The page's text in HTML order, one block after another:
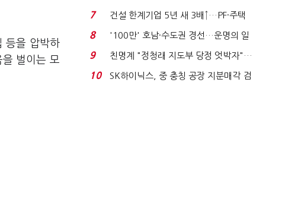
등을 압박하
벌이는 모
노동자는 강행군…'야...
7
건설 한계기업 5년 새 3배↑…PF·주택
침체에 재무 ...
8
'100만' 호남·수도권 경선…운명의 일
주일
9
친명계 "정청래 지도부 당정 엇박자"…
친청계 "신천지 오...
10
SK하이닉스, 중 충칭 공장 지분매각 검